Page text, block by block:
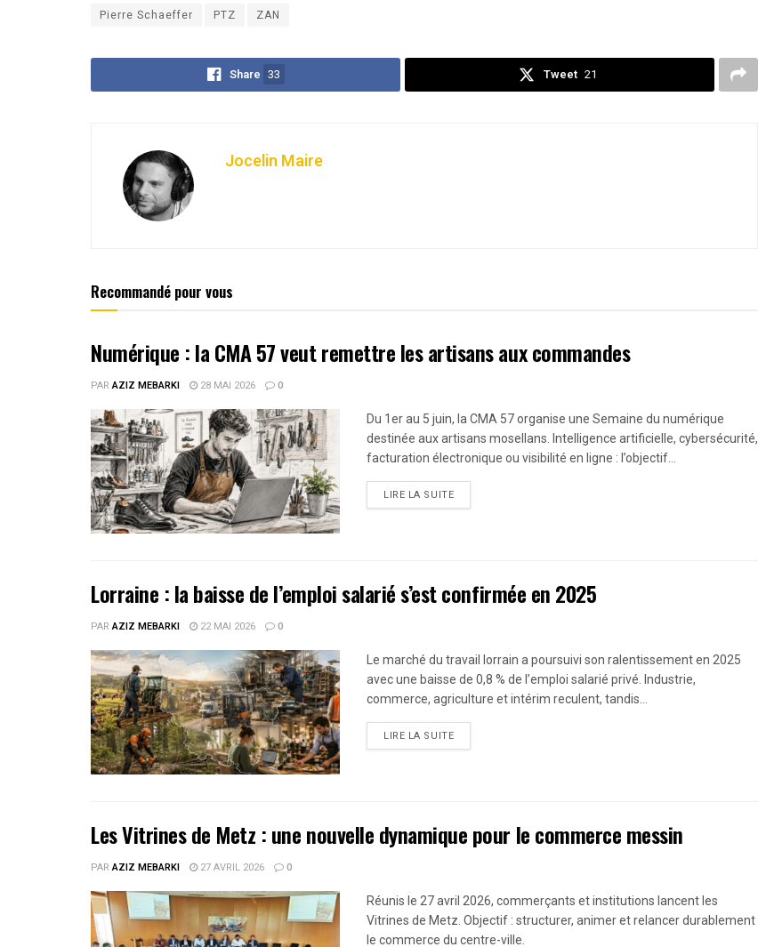
Pierre Schaeffer
PTZ ZAN
Share 33 Tweet 21
Jocelin Maire
Recommandé pour vous
Numérique : la CMA 57 veut remettre les artisans aux commandes
PAR AZIZ MEBARKI 28 MAI 2026 0
Du 1er au 5 juin, la CMA 57 organise une Semaine du numérique
destinée aux artisans mosellans. Intelligence artificielle, cybersécurité,
facturation électronique ou visibilité en ligne : l’objectif...
LIRE LA SUITE
Lorraine : la baisse de l’emploi salarié s’est confirmée en 2025
PAR AZIZ MEBARKI 22 MAI 2026 0
Le marché du travail lorrain a poursuivi son ralentissement en 2025
avec une baisse de 0,8 % de l’emploi salarié privé. Industrie,
commerce, agriculture et intérim reculent, tandis...
LIRE LA SUITE
Les Vitrines de Metz : une nouvelle dynamique pour le commerce messin
PAR AZIZ MEBARKI 27 AVRIL 2026 0
Réunis le 27 avril 2026, commerçants et institutions lancent les
Vitrines de Metz. Objectif : structurer, animer et relancer durablement
le commerce du centre-ville.